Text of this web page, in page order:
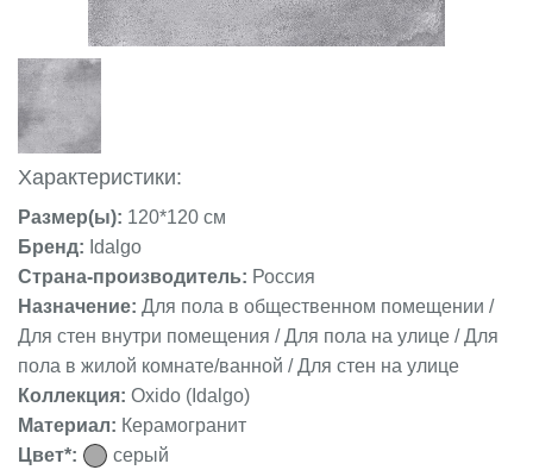
Характеристики:
Размер(ы): 120*120 см
Бренд: Idalgo
Страна-производитель: Россия
Назначение: Для пола в общественном помещении /
Для стен внутри помещения / Для пола на улице / Для
пола в жилой комнате/ванной / Для стен на улице
Коллекция: Oxido (Idalgo)
Материал: Керамогранит
Цвет*:
серый